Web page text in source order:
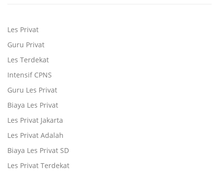
Les Privat
Guru Privat
Les Terdekat
Intensif CPNS
Guru Les Privat
Biaya Les Privat
Les Privat Jakarta
Les Privat Adalah
Biaya Les Privat SD
Les Privat Terdekat